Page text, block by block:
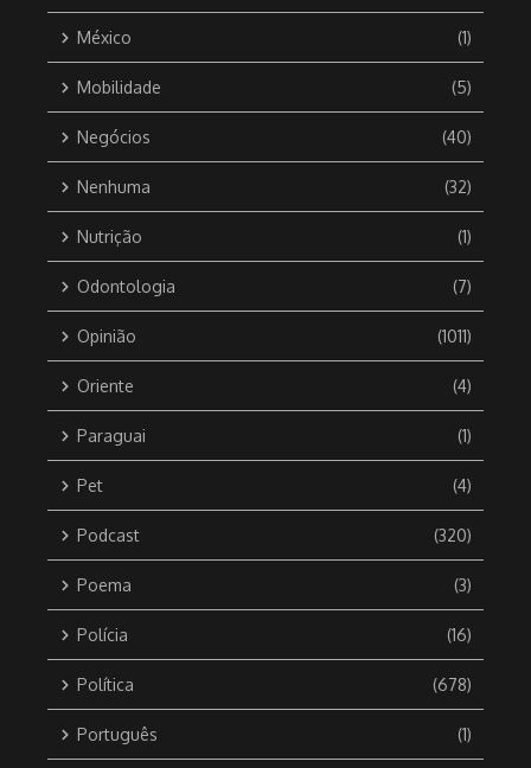
México (1)
Mobilidade (5)
Negócios (40)
Nenhuma (32)
Nutrição (1)
Odontologia (7)
Opinião (1011)
Oriente (4)
Paraguai (1)
Pet (4)
Podcast (320)
Poema (3)
Polícia (16)
Política (678)
Português (1)